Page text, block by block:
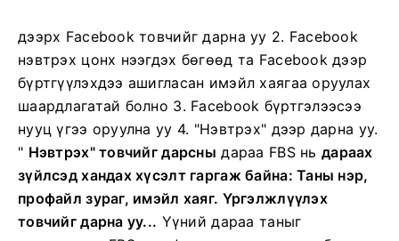
дээрх Facebook товчийг дарна уу 2. Facebook
нэвтрэх цонх нээгдэх бөгөөд та Facebook дээр
бүртгүүлэхдээ ашигласан имэйл хаягаа оруулах
шаардлагатай болно 3. Facebook бүртгэлээсээ
нууц үгээ оруулна уу 4. "Нэвтрэх" дээр дарна уу.
" Нэвтрэх" товчийг дарсны дараа FBS нь дараах
зүйлсэд хандах хүсэлт гаргаж байна: Таны нэр,
профайл зураг, имэйл хаяг. Үргэлжлүүлэх
товчийг дарна уу... Үүний дараа таныг